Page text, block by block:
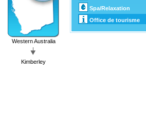
Western Australia
Kimberley
Spa/Relaxation
Office de tourisme